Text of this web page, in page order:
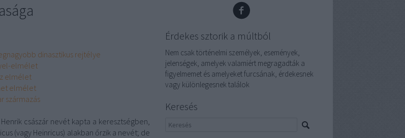
dinasztikus rejtélye
elmélet
elmélet
elmélet
származás
császár nevét kapta a keresztségben,
(vagy Heinricus) alakban őrzik a nevét; de
Érdekes sztorik a múltból
Nem csak történelmi személyek, események,
jelenségek, amelyek valamiért megragadták a
figyelmemet és amelyeket furcsának, érdekesnek
vagy különlegesnek találok
Keresés